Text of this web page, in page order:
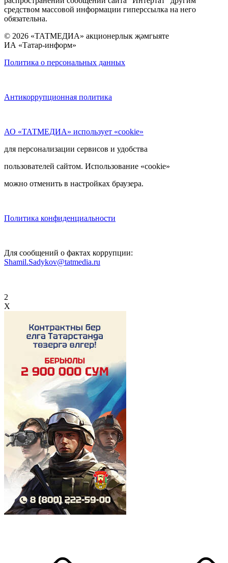
средством массовой информации гиперссылка на него
обязательна.
© 2026 «ТАТМЕДИА» акционерлык җәмгыяте
ИА «Татар-информ»
Политика о персональных данных
Антикоррупционная политика
АО «ТАТМЕДИА» использует «cookie»
для персонализации сервисов и удобства
пользователей сайтом. Использование «cookie»
можно отменить в настройках браузера.
Политика конфиденциальности
Для сообщений о фактах коррупции:
Shamil.Sadykov@tatmedia.ru
2
X